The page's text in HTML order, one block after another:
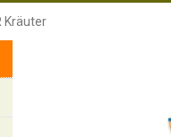
Kräuter